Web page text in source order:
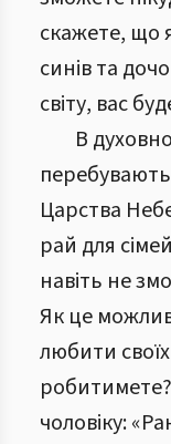
скажете, що
синів та
світу, вас
В
Царства
рай для
навіть не
Як це
любити
чоловіку: